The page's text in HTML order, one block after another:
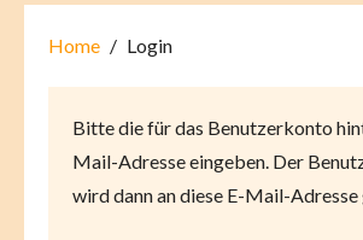
Home Login
Bitte die für das Benutzerkonto
Mail-Adresse eingeben. Der
wird dann an diese E-Mail-